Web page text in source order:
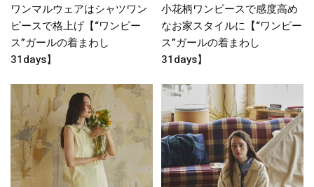
ワンマルウェアはシャツワン
ピースで格上げ【“ワンピー
ス”ガールの着まわし
31days】
小花柄ワンピースで感度高め
なお家スタイルに【“ワンピー
ス”ガールの着まわし
31days】